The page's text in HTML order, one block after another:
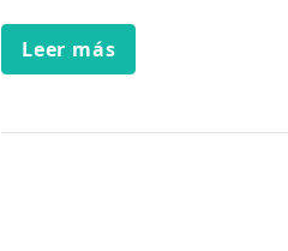
Leer más